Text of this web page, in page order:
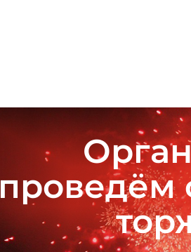
проведём